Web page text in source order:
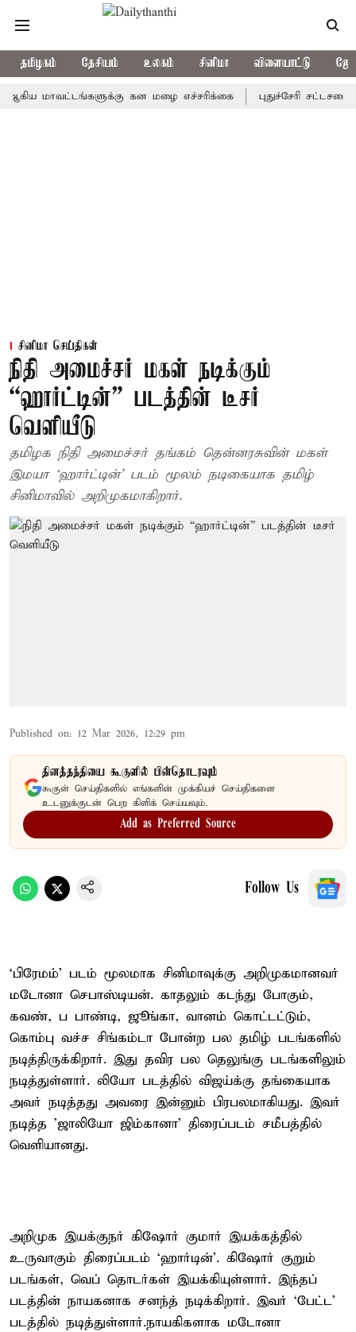
தமிழகம் தேசியம் உலகம் சினிமா விளையாட்டு
மாவட்டங்களுக்கு கன மழை எச்சரிக்கை புதுச்சேரி சட்டசபையில்
சினிமா செய்திகள்
நிதி அமைச்சர் மகள் நடிக்கும்
“ஹார்ட்டின்” படத்தின் டீசர்
வெளியீடு
தமிழக நிதி அமைச்சர் தங்கம் தென்னரசுவின் மகள்
இமயா ‘ஹார்ட்டின்’ படம் மூலம் நடிகையாக தமிழ்
சினிமாவில் அறிமுகமாகிறார்.
Published on: 12 Mar 2026, 12:29 pm
தினத்தந்தியை கூகுளில் பின்தொடரவும்
கூகுள் செய்திகளில் எங்களின் முக்கியச் செய்திகளை
உடனுக்குடன் பெற கிளிக் செய்யவும்.
Add as Preferred Source
Follow Us
‘பிரேமம்’ படம் மூலமாக சினிமாவுக்கு அறிமுகமானவர்
மடோனா செபாஸ்டியன். காதலும் கடந்து போகும்,
கவண், ப பாண்டி, ஜூங்கா, வானம் கொட்டட்டும்,
கொம்பு வச்ச சிங்கம்டா போன்ற பல தமிழ் படங்களில்
நடித்திருக்கிறார். இது தவிர பல தெலுங்கு படங்களிலும்
நடித்துள்ளார். லியோ படத்தில் விஜய்க்கு தங்கையாக
அவர் நடித்தது அவரை இன்னும் பிரபலமாகியது. இவர்
நடித்த 'ஜாலியோ ஜிம்கானா' திரைப்படம் சமீபத்தில்
வெளியானது.
அறிமுக இயக்குநர் கிஷோர் குமார் இயக்கத்தில்
உருவாகும் திரைப்படம் ‘ஹார்டின்’. கிஷோர் குறும்
படங்கள், வெப் தொடர்கள் இயக்கியுள்ளார். இந்தப்
படத்தின் நாயகனாக சனந்த் நடிக்கிறார். இவர் ‘பேட்ட’
படத்தில் நடித்துள்ளார்.நாயகிகளாக மடோனா